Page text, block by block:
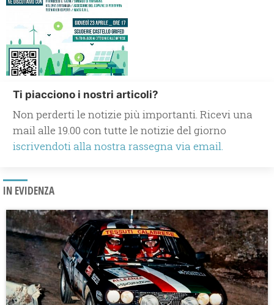
Ti piacciono i nostri articoli?
Non perderti le notizie più importanti. Ricevi una
mail alle 19.00 con tutte le notizie del giorno
iscrivendoti alla nostra rassegna via email.
IN EVIDENZA